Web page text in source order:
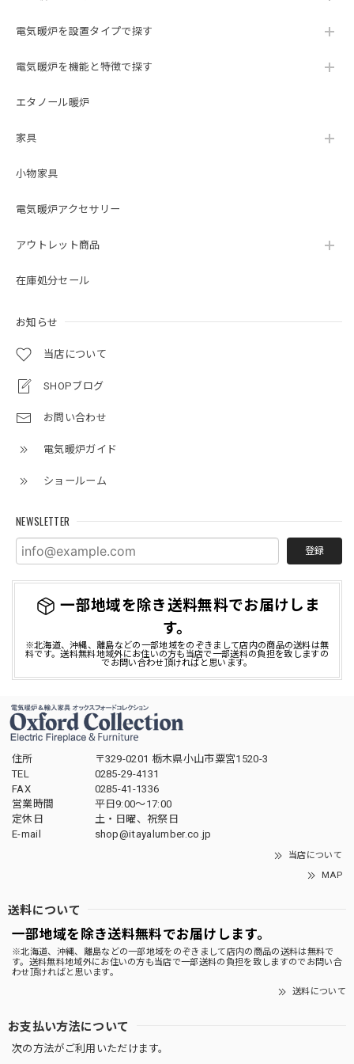
電気暖炉を設置タイプで探す
電気暖炉を機能と特徴で探す
エタノール暖炉
家具
小物家具
電気暖炉アクセサリー
アウトレット商品
在庫処分セール
お知らせ
当店について
SHOPブログ
お問い合わせ
電気暖炉ガイド
ショールーム
NEWSLETTER
登録
一部地域を除き送料無料でお届けしま
す。
※北海道、沖縄、離島などの一部地域をのぞきまして店内の商品の送料は無
料です。送料無料地域外にお住いの方も当店で一部送料の負担を致しますの
でお問い合わせ頂ければと思います。
delivered exactly when it was supposed to be and installed
fireplace. 暖炉は素晴らしく、見た目も素晴らしいです！ 予
ックスフォード コレクションのロイド グランデを、暖炉が
この度は当ショップをご利用いただき誠にあり
足いただけましたこと、大変嬉しく存じます。
マンションのリフォームに伴い購入しました。フォーカルポ
どを飾ってさらに雰囲気あるインテリアにできたらと思って
この度は当店で電気暖炉をご購入頂きまして誠
にご満足いただけましたこと、大変嬉しく存じ
ろしくお願い申し上げます。
住所
〒329-0201 栃木県小山市粟宮1520-3
TEL
0285-29-4131
FAX
0285-41-1336
営業時間
平日9:00～17:00
定休日
土・日曜、祝祭日
E-mail
shop@itayalumber.co.jp
当店について
MAP
送料について
一部地域を除き送料無料でお届けします。
※北海道、沖縄、離島などの一部地域をのぞきまして店内の商品の送料は無料で
す。送料無料地域外にお住いの方も当店で一部送料の負担を致しますのでお問い合
わせ頂ければと思います。
送料について
お支払い方法について
次の方法がご利用いただけます。